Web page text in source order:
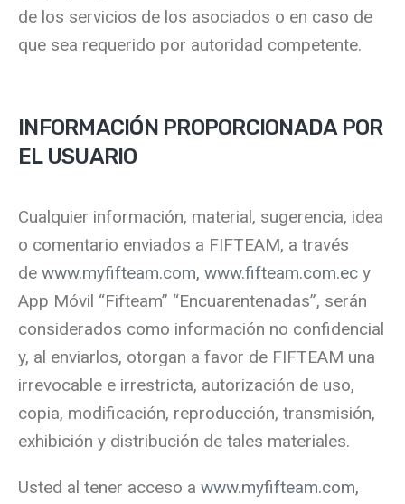
de los servicios de los asociados o en caso de
que sea requerido por autoridad competente.
INFORMACIÓN PROPORCIONADA POR
EL USUARIO
Cualquier información, material, sugerencia, idea
o comentario enviados a FIFTEAM, a través
de www.myfifteam.com, www.fifteam.com.ec y
App Móvil “Fifteam” “Encuarentenadas”, serán
considerados como información no confidencial
y, al enviarlos, otorgan a favor de FIFTEAM una
irrevocable e irrestricta, autorización de uso,
copia, modificación, reproducción, transmisión,
exhibición y distribución de tales materiales.
Usted al tener acceso a www.myfifteam.com,